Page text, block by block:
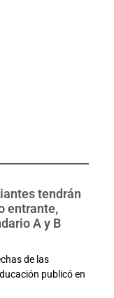
tendrán
entrante,
A y B
de las
publicó en